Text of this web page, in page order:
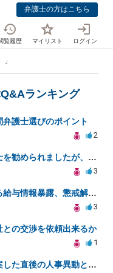
弁護士の方はこちら
覧履歴 マイリスト ログイン
ランキング
護士選びのポイント
2
警察には弁護士を勧められましたが、費用対効果で依頼をすることを躊躇しています。
3
年上部下による給与情報暴露、懲戒解雇は可能ですか？
3
との交渉を依頼出来るか
1
業務改善を提案した直後の人事異動と適応障害について、法的に問題があるか相談したいです。